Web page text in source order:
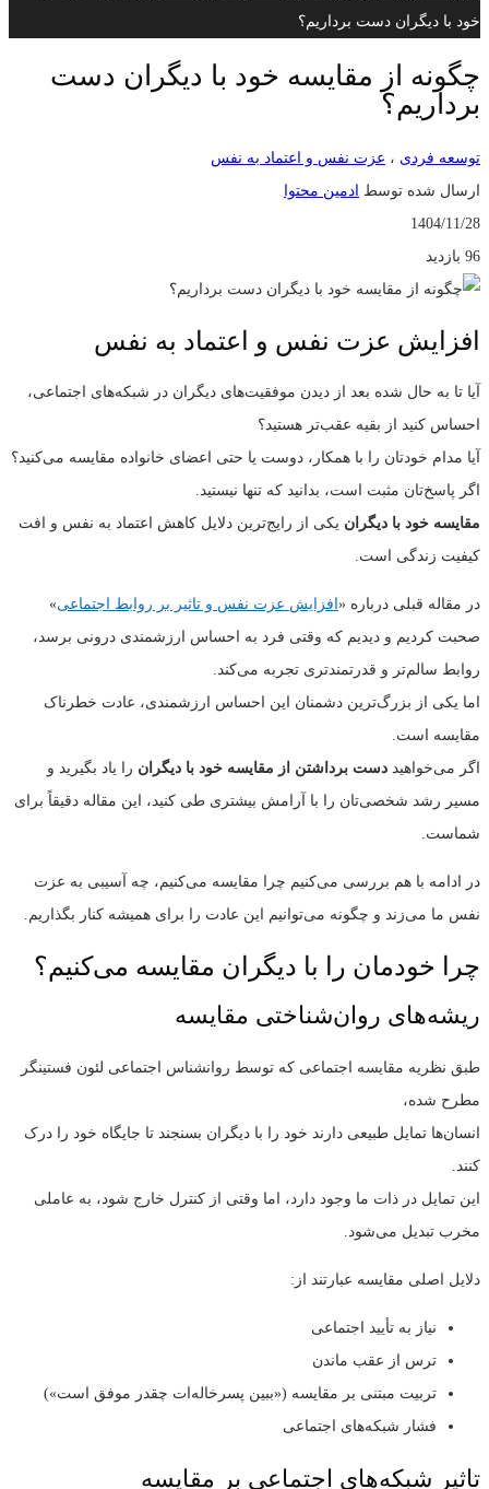
خود با دیگران دست برداریم؟
چگونه از مقایسه خود با دیگران دست
برداریم؟
توسعه فردی ، عزت نفس و اعتماد به نفس
ارسال شده توسط ادمین محتوا
1404/11/28
96 بازدید
افزایش عزت نفس و اعتماد به نفس
آیا تا به حال شده بعد از دیدن موفقیت‌های دیگران در شبکه‌های اجتماعی،
احساس کنید از بقیه عقب‌تر هستید؟
آیا مدام خودتان را با همکار، دوست یا حتی اعضای خانواده مقایسه می‌کنید؟
اگر پاسخ‌تان مثبت است، بدانید که تنها نیستید.
مقایسه خود با دیگران یکی از رایج‌ترین دلایل کاهش اعتماد به نفس و افت
کیفیت زندگی است.
در مقاله قبلی درباره « افزایش عزت نفس و تاثیر بر روابط اجتماعی»
صحبت کردیم و دیدیم که وقتی فرد به احساس ارزشمندی درونی برسد،
روابط سالم‌تر و قدرتمندتری تجربه می‌کند.
اما یکی از بزرگ‌ترین دشمنان این احساس ارزشمندی، عادت خطرناک
مقایسه است.
اگر می‌خواهید دست برداشتن از مقایسه خود با دیگران را یاد بگیرید و
مسیر رشد شخصی‌تان را با آرامش بیشتری طی کنید، این مقاله دقیقاً برای
شماست.
در ادامه با هم بررسی می‌کنیم چرا مقایسه می‌کنیم، چه آسیبی به عزت
نفس ما می‌زند و چگونه می‌توانیم این عادت را برای همیشه کنار بگذاریم.
چرا خودمان را با دیگران مقایسه می‌کنیم؟
ریشه‌های روان‌شناختی مقایسه
طبق نظریه مقایسه اجتماعی که توسط روانشناس اجتماعی لئون فستینگر
مطرح شده،
انسان‌ها تمایل طبیعی دارند خود را با دیگران بسنجند تا جایگاه خود را درک
کنند.
این تمایل در ذات ما وجود دارد، اما وقتی از کنترل خارج شود، به عاملی
مخرب تبدیل می‌شود.
دلایل اصلی مقایسه عبارتند از:
نیاز به تأیید اجتماعی
ترس از عقب ماندن
تربیت مبتنی بر مقایسه («ببین پسرخاله‌ات چقدر موفق است»)
فشار شبکه‌های اجتماعی
تاثیر شبکه‌های اجتماعی بر مقایسه